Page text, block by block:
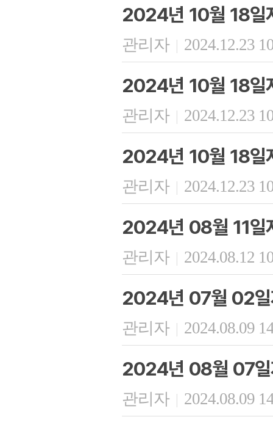
2024년 10월 18일
관리자 | 2024.12.23
2024년 10월 18일
관리자 | 2024.12.23
2024년 10월 18일
관리자 | 2024.12.23
2024년 08월 11일
관리자 | 2024.08.12
2024년 07월 02일
관리자 | 2024.08.09
2024년 08월 07일
관리자 | 2024.08.09